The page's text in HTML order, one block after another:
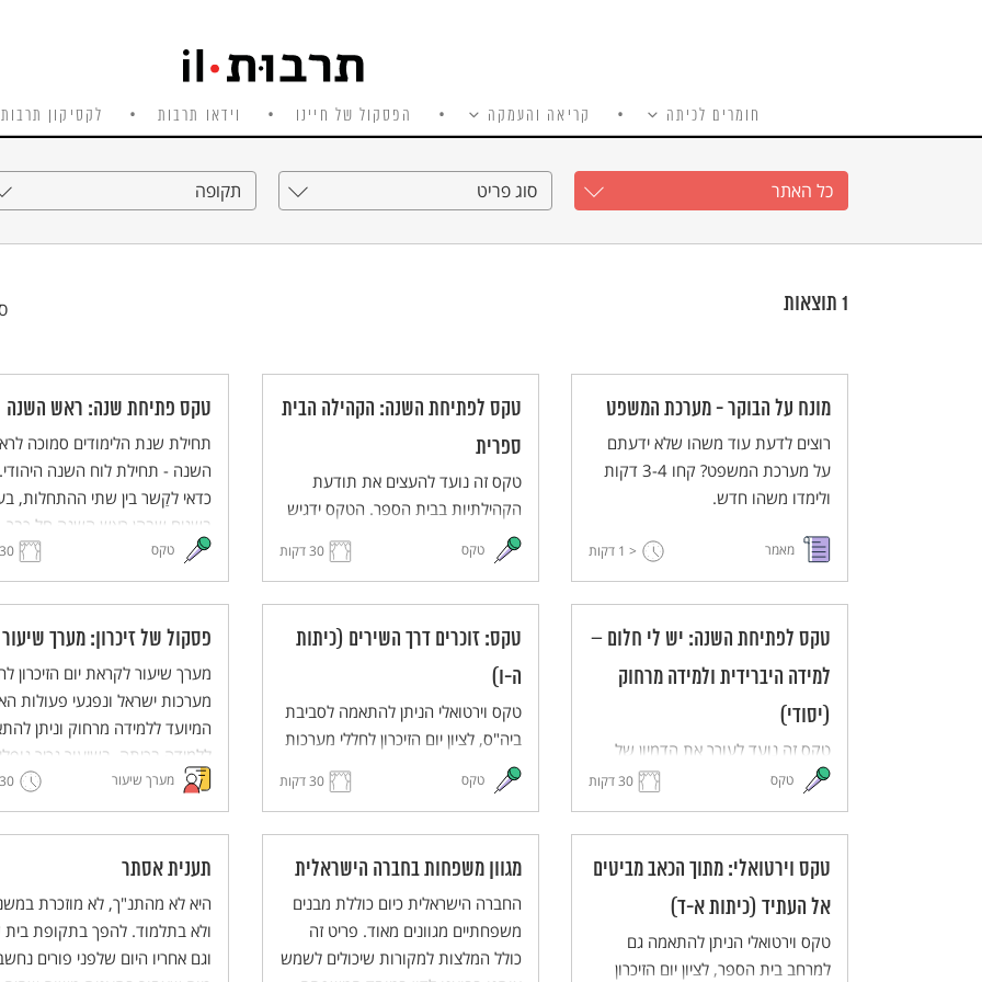
חומרים לכיתה קריאה והעמקה הפסקול של חיינו וידאו תרבות לקסיקון
כל האתר סוג פריט תקופה
1 תוצאות
מונח על הבוקר - מערכת המשפט
רוצים לדעת עוד משהו שלא ידעתם
על מערכת המשפט? קחו 3-4 דקות
ולימדו משהו חדש.
מאמר < 1 דקות
טקס לפתיחת השנה: הקהילה הבית
ספרית
טקס זה נועד להעצים את תודעת
הקהילתיות בבית הספר. הטקס ידגיש
את השיתוף בין התלמידים למורים,
ובינם לבין עובדי המנהלה, האחזקה
המשותפת. הטקס מותאם ללמידה
מרחוק וללמידה היברידית.
טקס 30 דקות
טקס פתיחת שנה: ראש השנה
תחילת שנת הלימודים סמוכה
השנה - תחילת לוח השנה היהודי.
כדאי לקַשר בין שתי ההתחלות,
בשנים שבהן ראש השנה חל כבר
בראשית ספטמבר. בטקס ישולבו
יסודות מסורתיים מתוך חגי תשרי,
ובעיקר מתוך ראש השנה,
תרבותית ולא דתית. הטקס יכיל
מוטיבים כגון מבט לעבר ולעתיד,
פתיחה ונעילה של שערים, מעבר
לסתיו, זיכרון ותיקון עולם. הטקס
מותאם ללמידה היברידית ולמידה
מרחוק.
טקס 30 דקות
טקס לפתיחת השנה: יש לי חלום –
למידה היברידית ולמידה מרחוק
(יסודי)
טקס זה נועד לעורר את הדמיון של
התלמידים ולהפיח בהם תקווה ושאיפה
התלמידים והמורים יחלמו על העתיד
הרחוק ועל העתיד הקרוב, ישתפו זה
את זה בחלומותיהם ויעלו את
חלומותיהם במרחב משותף (ממשי או
וירטואלי). הטקס מותאם ללמידה
מרחוק וללמידה היברידית.
טקס 30 דקות
טקס: זוכרים דרך השירים (כיתות
ה-ו)
טקס וירטואלי הניתן להתאמה לסביבת
ביה"ס, לציון יום הזיכרון לחללי מערכות
ישראל ונפגעי פעולות האיבה, בו נזכור
את הנופלים דרך שירים.
טקס 30 דקות
פסקול של זיכרון: מערך שיעור
מערך שיעור לקראת יום הזיכרון
מערכות ישראל ונפגעי פעולות
המיועד ללמידה מרחוק וניתן
ללמידה בכיתה. בשיעור נכיר
דרך שירים שנכתבו עליהם.
מערך שיעור 30 דקות
טקס וירטואלי: מתוך הכאב מביטים
אל העתיד (כיתות א-ד)
טקס וירטואלי הניתן להתאמה גם
למרחב בית הספר, לציון יום הזיכרון
מגוון משפחות בחברה הישראלית
החברה הישראלית כיום כוללת מבנים
משפחתיים מגוונים מאוד. פריט זה
כולל המלצות למקורות שיכולים לשמש
תענית אסתר
היא לא מהתנ"ך, לא מוזכרת
ולא בתלמוד. להפך בתקופת בית
וגם אחריו היום שלפני פורים